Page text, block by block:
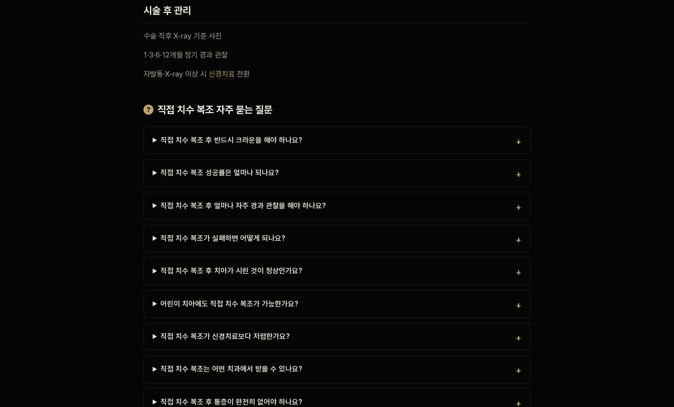
시술 후 관리
수술 직후 X-ray 기준 사진
1·3·6·12개월 정기 경과 관찰
자발통·X-ray 이상 시 신경치료 전환
직접 치수 복조 자주 묻는 질문
직접 치수 복조 후 반드시 크라운을 해야 하나요?
직접 치수 복조 성공률은 얼마나 되나요?
직접 치수 복조 후 얼마나 자주 경과 관찰을 해야 하나요?
직접 치수 복조가 실패하면 어떻게 되나요?
직접 치수 복조 후 치아가 시린 것이 정상인가요?
어린이 치아에도 직접 치수 복조가 가능한가요?
직접 치수 복조가 신경치료보다 저렴한가요?
직접 치수 복조는 어떤 치과에서 받을 수 있나요?
직접 치수 복조 후 통증이 완전히 없어야 하나요?